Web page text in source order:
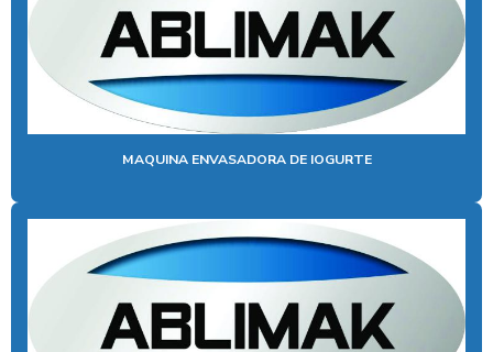
MAQUINAS PARA TORTA
RECHEADEIRA DE PAO DE ALHO
VENDA DE MAQUINA DOSADORA
MAQUINA ENVASADORA DE IOGURTE